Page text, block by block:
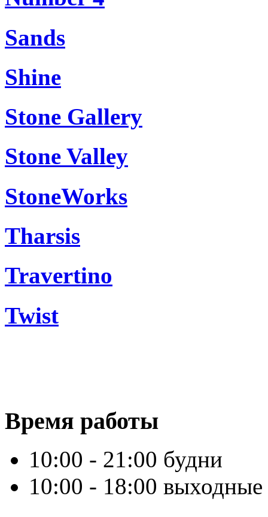
Sands
Shine
Stone Gallery
Stone Valley
StoneWorks
Tharsis
Travertino
Twist
Время работы
10:00 - 21:00 будни
10:00 - 18:00 выходные